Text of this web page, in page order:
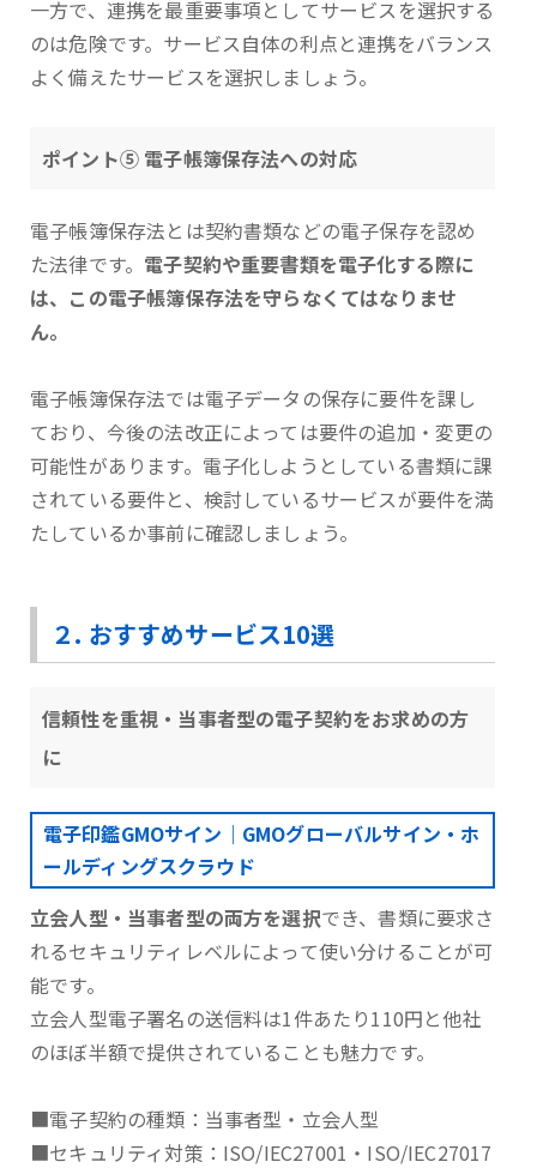
一方で、連携を最重要事項としてサービスを選択する
のは危険です。サービス自体の利点と連携をバランス
よく備えたサービスを選択しましょう。
ポイント⑤ 電子帳簿保存法への対応
電子帳簿保存法とは契約書類などの電子保存を認め
た法律です。 電子契約や重要書類を電子化する際に
は、この電子帳簿保存法を守らなくてはなりませ
ん。
電子帳簿保存法では電子データの保存に要件を課し
ており、今後の法改正によっては要件の追加・変更の
可能性があります。電子化しようとしている書類に課
されている要件と、検討しているサービスが要件を満
たしているか事前に確認しましょう。
２. おすすめサービス10選
信頼性を重視・当事者型の電子契約をお求めの方
に
電子印鑑GMOサイン｜GMOグローバルサイン・ホ
ールディングスクラウド
立会人型・当事者型の両方を選択でき、書類に要求さ
れるセキュリティレベルによって使い分けることが可
能です。
⽴会⼈型電⼦署名の送信料は1件あたり110円と他社
のほぼ半額で提供されていることも魅力です。
■電子契約の種類：当事者型・立会人型
■セキュリティ対策：ISO/IEC27001・ISO/IEC27017